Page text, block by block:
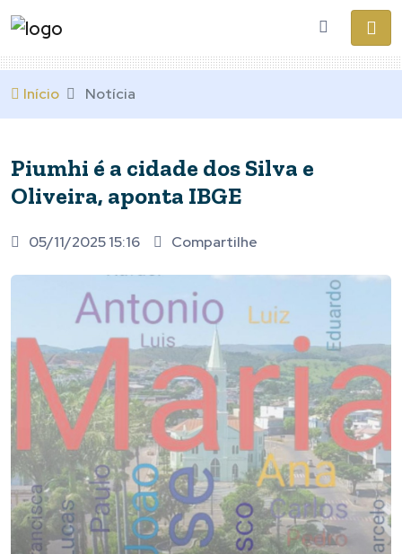
Início Notícia
Piumhi é a cidade dos Silva e
Oliveira, aponta IBGE
05/11/2025 15:16 Compartilhe